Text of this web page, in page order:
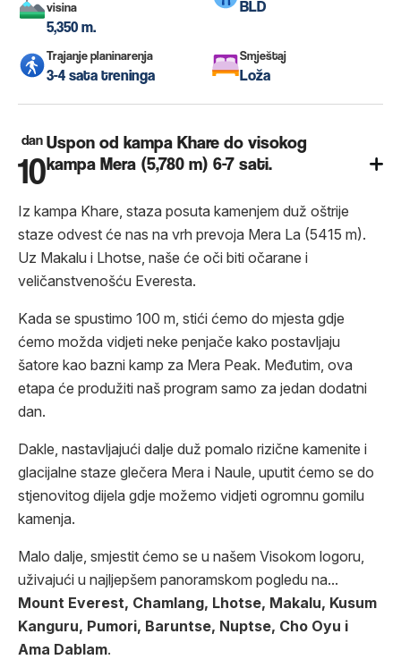
visina
5,350 m.
BLD
Trajanje planinarenja
3-4 sata treninga
Smještaj
Loža
dan
10
Uspon od kampa Khare do visokog
kampa Mera (5,780 m) 6-7 sati.
Iz kampa Khare, staza posuta kamenjem duž oštrije
staze odvest će nas na vrh prevoja Mera La (5415 m).
Uz Makalu i Lhotse, naše će oči biti očarane i
veličanstvenošću Everesta.
Kada se spustimo 100 m, stići ćemo do mjesta gdje
ćemo možda vidjeti neke penjače kako postavljaju
šatore kao bazni kamp za Mera Peak. Međutim, ova
etapa će produžiti naš program samo za jedan dodatni
dan.
Dakle, nastavljajući dalje duž pomalo rizične kamenite i
glacijalne staze glečera Mera i Naule, uputit ćemo se do
stjenovitog dijela gdje možemo vidjeti ogromnu gomilu
kamenja.
Malo dalje, smjestit ćemo se u našem Visokom logoru,
uživajući u najljepšem panoramskom pogledu na...
Mount Everest, Chamlang, Lhotse, Makalu, Kusum
Kanguru, Pumori, Baruntse, Nuptse, Cho Oyu i
Ama Dablam.